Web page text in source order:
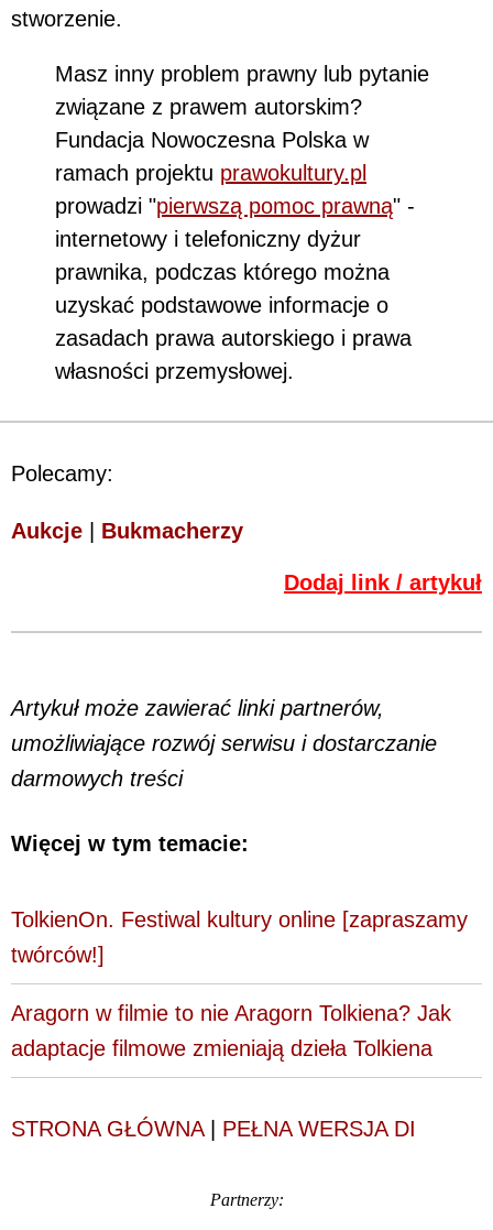
stworzenie.
Masz inny problem prawny lub pytanie
związane z prawem autorskim?
Fundacja Nowoczesna Polska w
ramach projektu prawokultury.pl
prowadzi "pierwszą pomoc prawną" -
internetowy i telefoniczny dyżur
prawnika, podczas którego można
uzyskać podstawowe informacje o
zasadach prawa autorskiego i prawa
własności przemysłowej.
Polecamy:
Aukcje Bukmacherzy
Dodaj link / artykuł
Artykuł może zawierać linki partnerów,
umożliwiające rozwój serwisu i dostarczanie
darmowych treści
Więcej w tym temacie:
TolkienOn. Festiwal kultury online [zapraszamy
twórców!]
Aragorn w filmie to nie Aragorn Tolkiena? Jak
adaptacje filmowe zmieniają dzieła Tolkiena
STRONA GŁÓWNA| PEŁNA WERSJA DI
Partnerzy: